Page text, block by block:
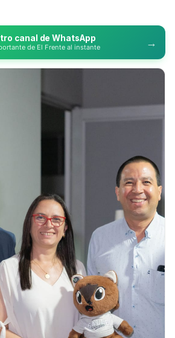
canal de WhatsApp
de El Frente al instante →